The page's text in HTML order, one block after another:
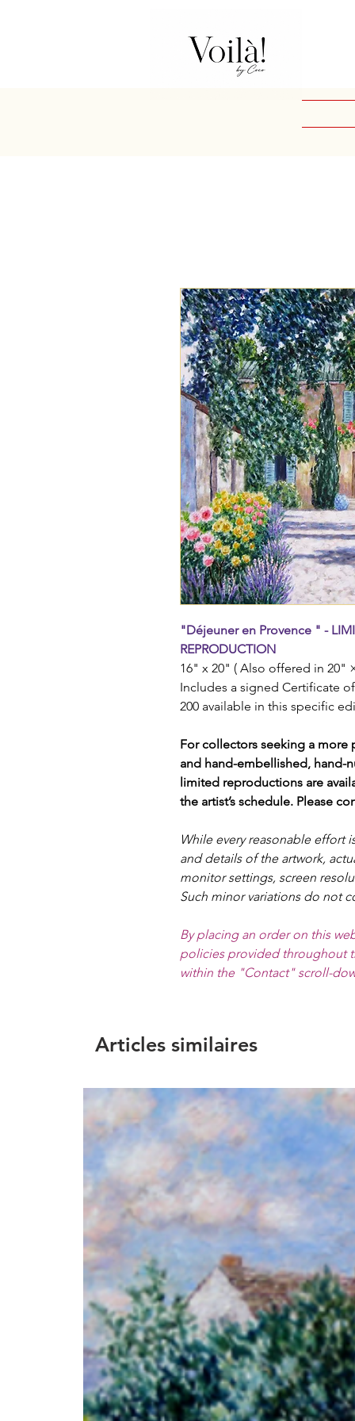
"Déjeuner en Provence " -
REPRODUCTION
16" x 20" ( Also offered in 20"
Includes a signed Certificate
200 available in this specific
For collectors seeking a
and hand-embellished, hand-
limited reproductions are
the artist’s schedule. Please
While every reasonable effort
and details of the artwork,
monitor settings, screen
Such minor variations do not
By placing an order on this
policies provided throughout
within the "Contact" scroll-
Articles similaires